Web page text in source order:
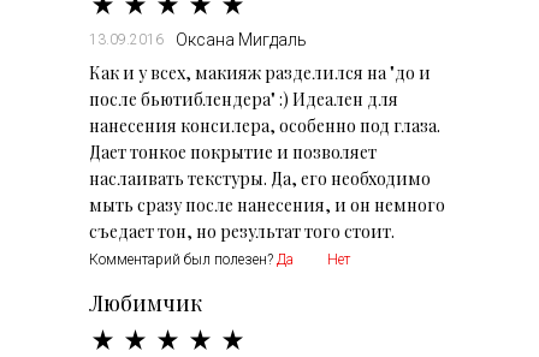
13.09.2016 Оксана Мигдаль
Как и у всех, макияж разделился на "до и
после бьютиблендера" :) Идеален для
нанесения консилера, особенно под глаза.
Дает тонкое покрытие и позволяет
наслаивать текстуры. Да, его необходимо
мыть сразу после нанесения, и он немного
съедает тон, но результат того стоит.
Комментарий был полезен? Да Нет
Любимчик